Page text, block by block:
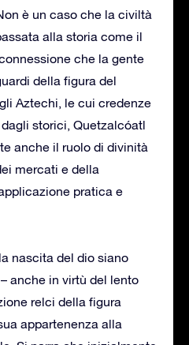
è un caso che la civiltà
alla storia come il
che la gente
della figura del
Aztechi, le cui credenze
storici, Quetzalcóatl
anche il ruolo di divinità
mercati e della
pratica e
nascita del dio siano
anche in virtù del lento
relci della figura
appartenenza alla